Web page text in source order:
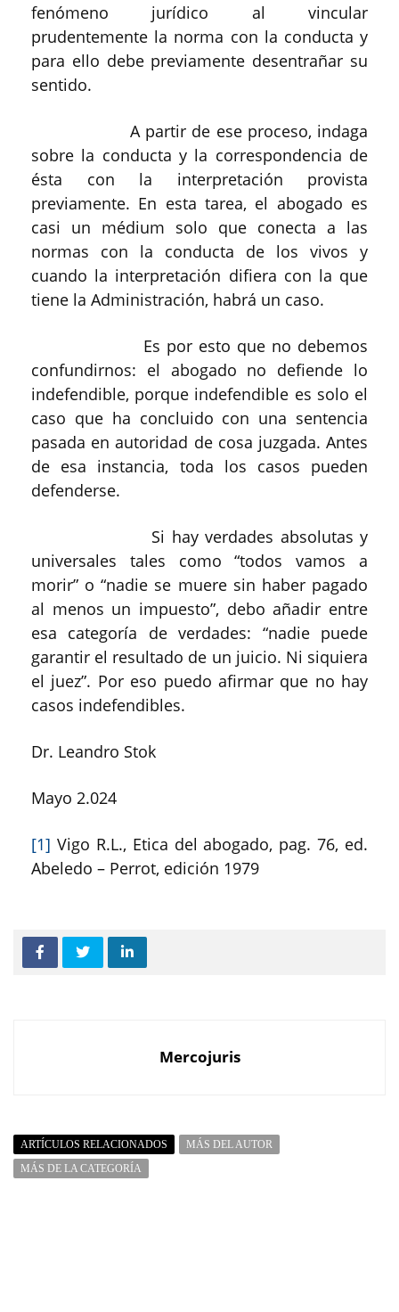
fenómeno jurídico al vincular
prudentemente la norma con la conducta y
para ello debe previamente desentrañar su
sentido.
A partir de ese proceso, indaga
sobre la conducta y la correspondencia de
ésta con la interpretación provista
previamente. En esta tarea, el abogado es
casi un médium solo que conecta a las
normas con la conducta de los vivos y
cuando la interpretación difiera con la que
tiene la Administración, habrá un caso.
Es por esto que no debemos
confundirnos: el abogado no defiende lo
indefendible, porque indefendible es solo el
caso que ha concluido con una sentencia
pasada en autoridad de cosa juzgada. Antes
de esa instancia, toda los casos pueden
defenderse.
Si hay verdades absolutas y
universales tales como “todos vamos a
morir” o “nadie se muere sin haber pagado
al menos un impuesto”, debo añadir entre
esa categoría de verdades: “nadie puede
garantir el resultado de un juicio. Ni siquiera
el juez”. Por eso puedo afirmar que no hay
casos indefendibles.
Dr. Leandro Stok
Mayo 2.024
[1] Vigo R.L., Etica del abogado, pag. 76, ed.
Abeledo – Perrot, edición 1979
Mercojuris
ARTÍCULOS RELACIONADOS
MÁS DEL AUTOR
MÁS DE LA CATEGORÍA